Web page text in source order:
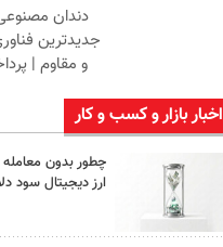
دندان
جدیدترین
و مقاوم |
اخبار بازار و کسب و کار
چطور بدون معامله
ارز دیجیتال سود